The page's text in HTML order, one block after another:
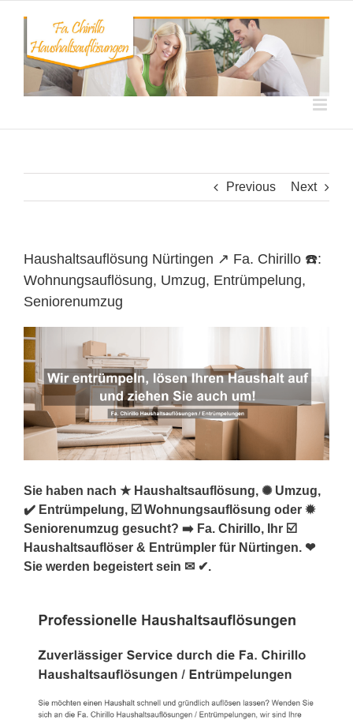
content
Previous Next
Haushaltsauflösung Nürtingen ↗️ Fa. Chirillo ☎️:
Wohnungsauflösung, Umzug, Entrümpelung,
Seniorenumzug
Sie haben nach ★ Haushaltsauflösung, ✺ Umzug,
✔️ Entrümpelung, ☑️ Wohnungsauflösung oder ✹
Seniorenumzug gesucht? ➡️ Fa. Chirillo, Ihr ☑️
Haushaltsauflöser & Entrümpler für Nürtingen. ❤
Sie werden begeistert sein ✉ ✔.